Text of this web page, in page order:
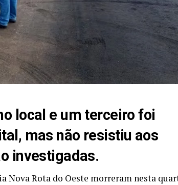
local e um terceiro foi
mas não resistiu aos
investigadas.
Nova Rota do Oeste morreram nesta